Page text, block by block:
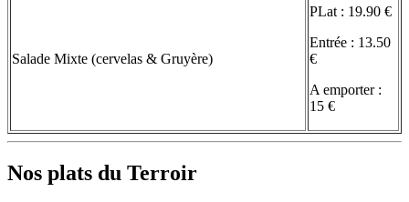
Salade Mixte (cervelas & Gruyère)
PLat : 19.90 €
Entrée : 13.50
€
A emporter :
15 €
Nos plats du Terroir